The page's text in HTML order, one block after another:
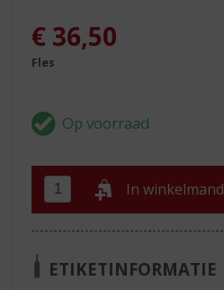
€ 36,50
Fles
In winkelmand
ETIKETINFORMATIE